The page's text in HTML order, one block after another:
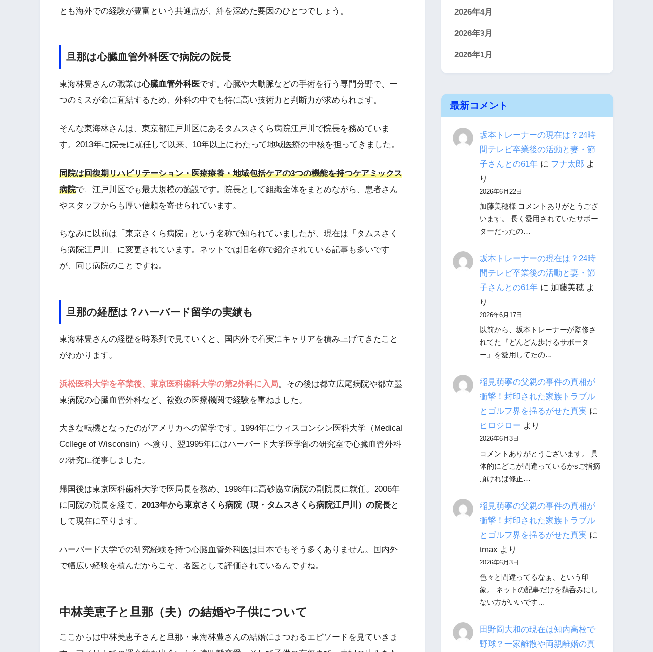
とも海外での経験が豊富という共通点が、絆を深めた要因のひとつでしょう。
旦那は心臓血管外科医で病院の院長
東海林豊さんの職業は心臓血管外科医です。心臓や大動脈などの手術を行う専門分野で、一
つのミスが命に直結するため、外科の中でも特に高い技術力と判断力が求められます。
そんな東海林さんは、東京都江戸川区にあるタムスさくら病院江戸川で院長を務めていま
す。2013年に院長に就任して以来、10年以上にわたって地域医療の中核を担ってきました。
同院は回復期リハビリテーション・医療療養・地域包括ケアの3つの機能を持つケアミックス
病院で、江戸川区でも最大規模の施設です。院長として組織全体をまとめながら、患者さん
やスタッフからも厚い信頼を寄せられています。
ちなみに以前は「東京さくら病院」という名称で知られていましたが、現在は「タムスさく
ら病院江戸川」に変更されています。ネットでは旧名称で紹介されている記事も多いです
が、同じ病院のことですね。
旦那の経歴は？ハーバード留学の実績も
東海林豊さんの経歴を時系列で見ていくと、国内外で着実にキャリアを積み上げてきたこと
がわかります。
浜松医科大学を卒業後、東京医科歯科大学の第2外科に入局。その後は都立広尾病院や都立墨
東病院の心臓血管外科など、複数の医療機関で経験を重ねました。
大きな転機となったのがアメリカへの留学です。1994年にウィスコンシン医科大学（Medical
College of Wisconsin）へ渡り、翌1995年にはハーバード大学医学部の研究室で心臓血管外科
の研究に従事しました。
帰国後は東京医科歯科大学で医局長を務め、1998年に高砂協立病院の副院長に就任。2006年
に同院の院長を経て、 2013年から東京さくら病院（現・タムスさくら病院江戸川）の院長と
して現在に至ります。
ハーバード大学での研究経験を持つ心臓血管外科医は日本でもそう多くありません。国内外
で幅広い経験を積んだからこそ、名医として評価されているんですね。
中林美恵子と旦那（夫）の結婚や子供について
ここからは中林美恵子さんと旦那・東海林豊さんの結婚にまつわるエピソードを見ていきま
2026年4月
2026年3月
2026年1月
最新コメント
坂本トレーナーの現在は？24時
間テレビ卒業後の活動と妻・節
子さんとの61年に フナ太郎 よ
り
2026年6月22日
加藤美穂様 コメントありがとうござ
います。 長く愛用されていたサポー
ターだったの…
坂本トレーナーの現在は？24時
間テレビ卒業後の活動と妻・節
子さんとの61年に 加藤美穂よ
り
2026年6月17日
以前から、坂本トレーナーが監修さ
れてた『どんどん歩けるサポータ
ー』を愛用してたの…
稲見萌寧の父親の事件の真相が
衝撃！封印された家族トラブル
とゴルフ界を揺るがせた真実 に
ヒロジロー より
2026年6月3日
コメントありがとうございます。 具
体的にどこが間違っているかsご指摘
頂ければ修正…
稲見萌寧の父親の事件の真相が
衝撃！封印された家族トラブル
とゴルフ界を揺るがせた真実 に
tmax より
2026年6月3日
色々と間違ってるなぁ、という印
象。 ネットの記事だけを鵜呑みにし
ない方がいいです…
田野岡大和の現在は知内高校で
野球？一家離散や両親離婚の真